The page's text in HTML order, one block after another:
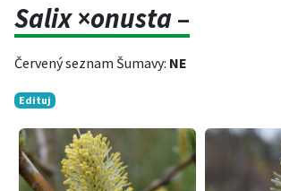
Salix ×onusta–
Červený seznam Šumavy: NE
Edituj